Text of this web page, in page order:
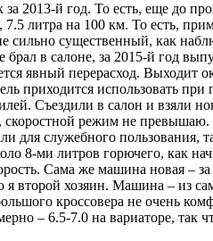
й год. То есть, еще до
литра на 100 км. То есть,
сильно существенный, как
брал в салоне, за 2015-й год
явный перерасход.
приходится использовать
Съездили в салон и взяли
скоростной режим не
для служебного пользования,
8-ми литров горючего, как
Сама же машина новая –
второй хозяин. Машина – из
кроссовера не очень
– 6.5-7.0 на вариаторе, так